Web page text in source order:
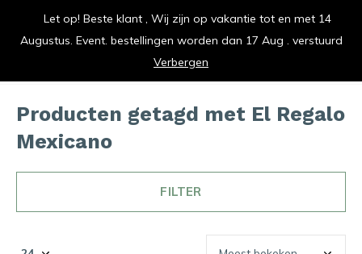
vrolijk je keuken op
Producten getagd met El Regalo
Mexicano
FILTER
Let op! Beste klant , Wij zijn op vakantie tot en met 14
Augustus. Event. bestellingen worden dan 17 Aug . verstuurd
Verbergen